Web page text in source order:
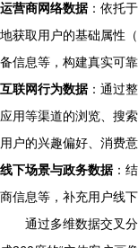
运营商网络数据：依托
地获取用户的基础属性
备信息等，构建真实可
互联网行为数据：通过
应用等渠道的浏览、搜
用户的兴趣偏好、消费
线下场景与政务数据：
商信息等，补充用户线
通过多维数据交叉